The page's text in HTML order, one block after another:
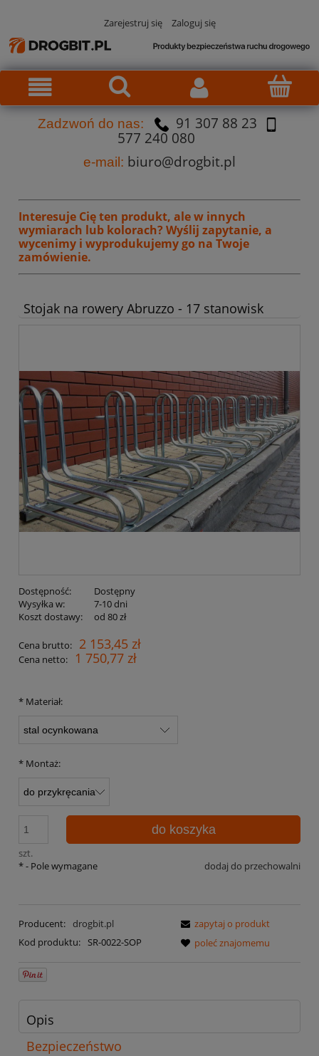
Zarejestruj się Zaloguj się
Zadzwoń do nas:
91 307 88 23
577 240 080
e-mail: biuro@drogbit.pl
Interesuje Cię ten produkt, ale w innych
wymiarach lub kolorach? Wyślij zapytanie, a
wycenimy i wyprodukujemy go na Twoje
zamówienie.
Stojak na rowery Abruzzo - 17 stanowisk
Dostępność:
Dostępny
Wysyłka w:
7-10 dni
Koszt dostawy:
od 80 zł
Cena brutto: 2 153,45 zł
Cena netto: 1 750,77 zł
* Materiał:
* Montaż:
szt.
do koszyka
dodaj do przechowalni
*- Pole wymagane
Producent: drogbit.pl
Kod produktu: SR-0022-SOP
zapytaj o produkt
poleć znajomemu
Opis
Bezpieczeństwo